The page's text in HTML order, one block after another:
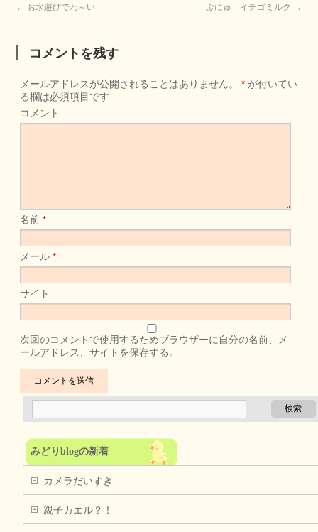
← お水遊びでわ～い ぷにゅ イチゴミルク →
コメントを残す
メールアドレスが公開されることはありません。 * が付いてい
る欄は必須項目です
コメント
名前*
メール*
サイト
次回のコメントで使用するためブラウザーに自分の名前、メ
ールアドレス、サイトを保存する。
みどりblogの新着
カメラだいすき
親子カエル？！